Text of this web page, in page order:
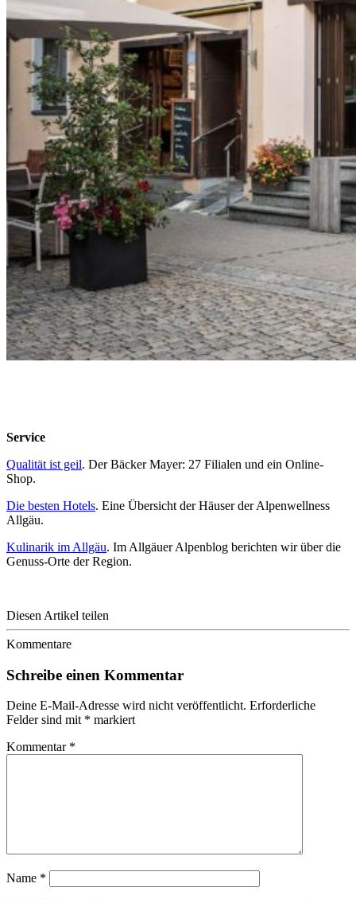
Service
Qualität ist geil. Der Bäcker Mayer: 27 Filialen und ein Online-
Shop.
Die besten Hotels. Eine Übersicht der Häuser der Alpenwellness
Allgäu.
Kulinarik im Allgäu. Im Allgäuer Alpenblog berichten wir über die
Genuss-Orte der Region.
Diesen Artikel teilen
Kommentare
Schreibe einen Kommentar
Deine E-Mail-Adresse wird nicht veröffentlicht. Erforderliche
Felder sind mit * markiert
Kommentar *
Name *